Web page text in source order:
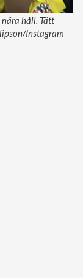
håll. Tätt
Instagram